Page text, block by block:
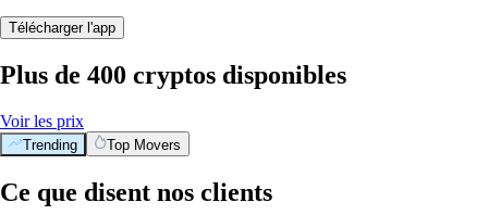
Télécharger l'app
Plus de 400 cryptos disponibles
Voir les prix
Trending Top Movers
Ce que disent nos clients